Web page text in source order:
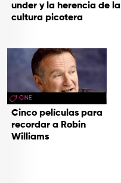
under y la herencia de la
cultura picotera
CINE
Cinco películas para
recordar a Robin
Williams